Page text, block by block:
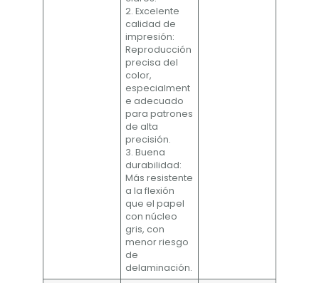
2. Excelente
calidad de
impresión:
Reproducción
precisa del
color,
especialment
e adecuado
para patrones
de alta
precisión.
3. Buena
durabilidad:
Más resistente
a la flexión
que el papel
con núcleo
gris, con
menor riesgo
de
delaminación.